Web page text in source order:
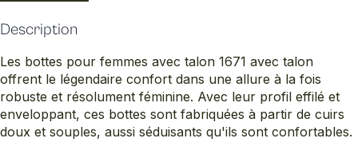
Description
Les bottes pour femmes avec talon 1671 avec talon
offrent le légendaire confort dans une allure à la fois
robuste et résolument féminine. Avec leur profil effilé et
enveloppant, ces bottes sont fabriquées à partir de cuirs
doux et souples, aussi séduisants qu'ils sont confortables.